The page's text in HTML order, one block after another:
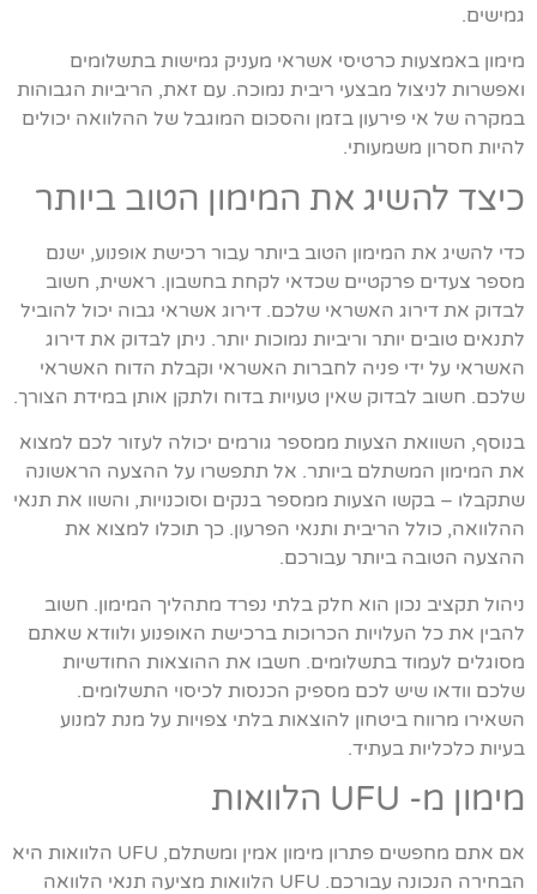
גמישים.
מימון באמצעות כרטיסי אשראי מעניק גמישות בתשלומים
ואפשרות לניצול מבצעי ריבית נמוכה. עם זאת, הריביות הגבוהות
במקרה של אי פירעון בזמן והסכום המוגבל של ההלוואה יכולים
להיות חסרון משמעותי.
כיצד להשיג את המימון הטוב ביותר
כדי להשיג את המימון הטוב ביותר עבור רכישת אופנוע, ישנם
מספר צעדים פרקטיים שכדאי לקחת בחשבון. ראשית, חשוב
לבדוק את דירוג האשראי שלכם. דירוג אשראי גבוה יכול להוביל
לתנאים טובים יותר וריביות נמוכות יותר. ניתן לבדוק את דירוג
האשראי על ידי פניה לחברות האשראי וקבלת הדוח האשראי
שלכם. חשוב לבדוק שאין טעויות בדוח ולתקן אותן במידת הצורך.
בנוסף, השוואת הצעות ממספר גורמים יכולה לעזור לכם למצוא
את המימון המשתלם ביותר. אל תתפשרו על ההצעה הראשונה
שתקבלו – בקשו הצעות ממספר בנקים וסוכנויות, והשוו את תנאי
ההלוואה, כולל הריבית ותנאי הפרעון. כך תוכלו למצוא את
ההצעה הטובה ביותר עבורכם.
ניהול תקציב נכון הוא חלק בלתי נפרד מתהליך המימון. חשוב
להבין את כל העלויות הכרוכות ברכישת האופנוע ולוודא שאתם
מסוגלים לעמוד בתשלומים. חשבו את ההוצאות החודשיות
שלכם וודאו שיש לכם מספיק הכנסות לכיסוי התשלומים.
השאירו מרווח ביטחון להוצאות בלתי צפויות על מנת למנוע
בעיות כלכליות בעתיד.
מימון מ- UFU הלוואות
אם אתם מחפשים פתרון מימון אמין ומשתלם, UFU הלוואות היא
הבחירה הנכונה עבורכם. UFU הלוואות מציעה תנאי הלוואה